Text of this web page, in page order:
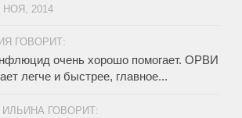
НОЯ, 2014
ГОВОРИТ:
очень хорошо помогает. ОРВИ
легче и быстрее, главное...
ИЛЬИНА ГОВОРИТ: